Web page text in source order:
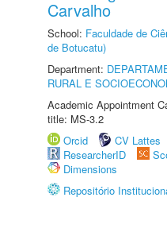
Carvalho
School: Faculdade de
de Botucatu)
Department:
RURAL E
Academic Appointment
title: MS-3.2
Orcid
CV Lattes
ResearcherID
Dimensions
Repositório